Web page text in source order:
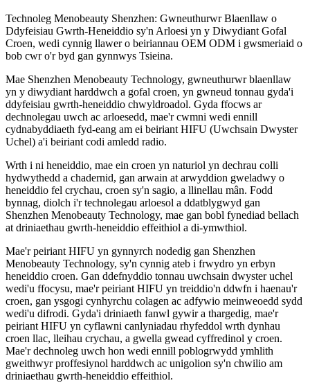
Technoleg Menobeauty Shenzhen: Gwneuthurwr Blaenllaw o
Ddyfeisiau Gwrth-Heneiddio sy'n Arloesi yn y Diwydiant Gofal
Croen, wedi cynnig llawer o beiriannau OEM ODM i gwsmeriaid o
bob cwr o'r byd gan gynnwys Tsieina.
Mae Shenzhen Menobeauty Technology, gwneuthurwr blaenllaw
yn y diwydiant harddwch a gofal croen, yn gwneud tonnau gyda'i
ddyfeisiau gwrth-heneiddio chwyldroadol. Gyda ffocws ar
dechnolegau uwch ac arloesedd, mae'r cwmni wedi ennill
cydnabyddiaeth fyd-eang am ei beiriant HIFU (Uwchsain Dwyster
Uchel) a'i beiriant codi amledd radio.
Wrth i ni heneiddio, mae ein croen yn naturiol yn dechrau colli
hydwythedd a chadernid, gan arwain at arwyddion gweladwy o
heneiddio fel crychau, croen sy'n sagio, a llinellau mân. Fodd
bynnag, diolch i'r technolegau arloesol a ddatblygwyd gan
Shenzhen Menobeauty Technology, mae gan bobl fynediad bellach
at driniaethau gwrth-heneiddio effeithiol a di-ymwthiol.
Mae'r peiriant HIFU yn gynnyrch nodedig gan Shenzhen
Menobeauty Technology, sy'n cynnig ateb i frwydro yn erbyn
heneiddio croen. Gan ddefnyddio tonnau uwchsain dwyster uchel
wedi'u ffocysu, mae'r peiriant HIFU yn treiddio'n ddwfn i haenau'r
croen, gan ysgogi cynhyrchu colagen ac adfywio meinweoedd sydd
wedi'u difrodi. Gyda'i driniaeth fanwl gywir a thargedig, mae'r
peiriant HIFU yn cyflawni canlyniadau rhyfeddol wrth dynhau
croen llac, lleihau crychau, a gwella gwead cyffredinol y croen.
Mae'r dechnoleg uwch hon wedi ennill poblogrwydd ymhlith
gweithwyr proffesiynol harddwch ac unigolion sy'n chwilio am
driniaethau gwrth-heneiddio effeithiol.